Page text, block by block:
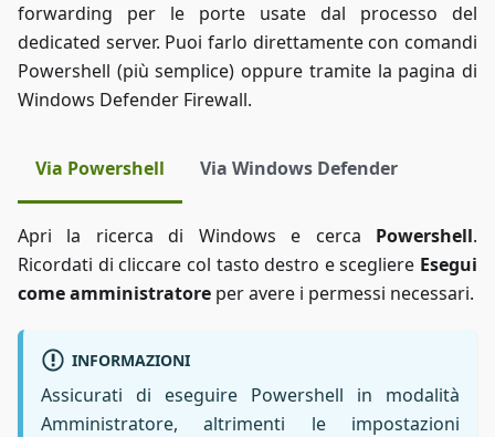
forwarding per le porte usate dal processo del
dedicated server. Puoi farlo direttamente con comandi
Powershell (più semplice) oppure tramite la pagina di
Windows Defender Firewall.
Via Powershell Via Windows Defender
Apri la ricerca di Windows e cerca Powershell.
Ricordati di cliccare col tasto destro e scegliere Esegui
come amministratore per avere i permessi necessari.
INFORMAZIONI
Assicurati di eseguire Powershell in modalità
Amministratore, altrimenti le impostazioni